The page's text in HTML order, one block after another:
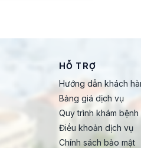
HỖ TRỢ
Hướng dẫn khách
Bảng giá dịch vụ
Quy trình khám bệnh
Điều khoản dịch vụ
Chính sách bảo mật